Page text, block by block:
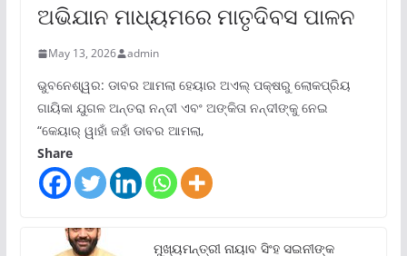
ଅଭିଯାନ ମାଧ୍ୟମରେ ମାତୃଦିବସ ପାଳନ
May 13, 2026 admin
ଭୁବନେଶ୍ୱର: ଡାବର ଆମଲା ହେୟାର ଅଏଲ୍ ପକ୍ଷରୁ ଲୋକପ୍ରିୟ
ଗାୟିକା ଯୁଗଳ ଅନ୍ତରା ନନ୍ଦୀ ଏବଂ ଅଙ୍କିତା ନନ୍ଦୀଙ୍କୁ ନେଇ
“କେୟାର୍ ୱାହାଁ ଜହାଁ ଡାବର ଆମଲା,
Share
ମୁଖ୍ୟମନ୍ତ୍ରୀ ନାୟାବ ସିଂହ ସଇନୀଙ୍କ